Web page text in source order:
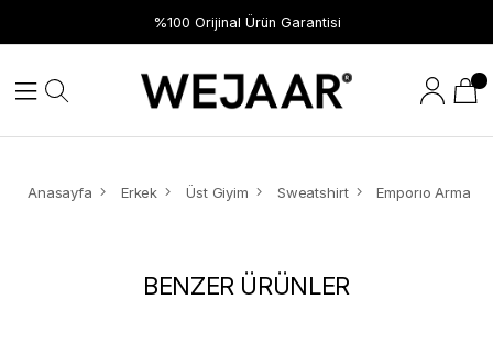
%100 Orijinal Ürün Garantisi
Anasayfa Erkek Üst Giyim Sweatshirt
BENZER ÜRÜNLER